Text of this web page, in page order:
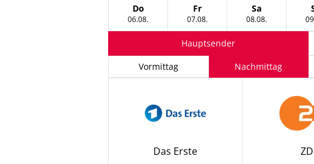
Donnerstag, 06 August
Do
06.08. Freitag, 07 August
Fr
07.08. Samstag, 08
Sa
08.08.
Hauptsender
Vormittag
Nachmittag
Das Erste